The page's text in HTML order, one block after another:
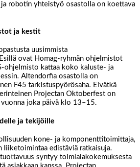
robotin yhteistyö osastolla on koettava
ja kestit
uusimmista
ovat Homag-ryhmän ohjelmistot
ohjelmisto kattaa koko kaluste- ja
Altendorfia osastolla on
F45 tarkistuspyörösaha. Eivätkä
Projectan Oktoberfest on
joka päivä klo 13–15.
ja tekijöille
kone- ja komponenttitoimittaja,
liiketoimintaa edistäviä ratkaisuja.
syntyy toimialakokemuksesta